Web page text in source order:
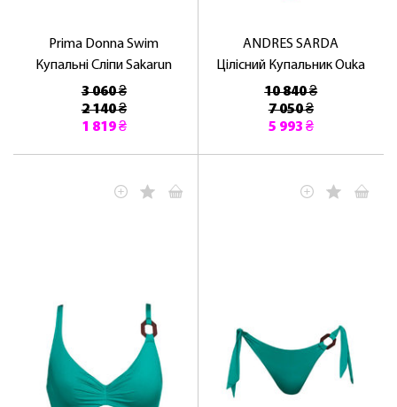
Prima Donna Swim
Купальні Сліпи Sakarun
3 060 ₴
2 140 ₴
1 819 ₴
ANDRES SARDA
Цілісний Купальник Ouka
10 840 ₴
7 050 ₴
5 993 ₴